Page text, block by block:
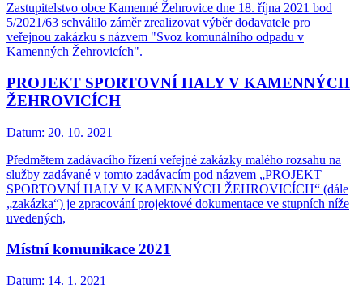
Zastupitelstvo obce Kamenné Žehrovice dne 18. října 2021 bod
5/2021/63 schválilo záměr zrealizovat výběr dodavatele pro
veřejnou zakázku s názvem "Svoz komunálního odpadu v
Kamenných Žehrovicích".
PROJEKT SPORTOVNÍ HALY V KAMENNÝCH
ŽEHROVICÍCH
Datum: 20. 10. 2021
Předmětem zadávacího řízení veřejné zakázky malého rozsahu na
služby zadávané v tomto zadávacím pod názvem „PROJEKT
SPORTOVNÍ HALY V KAMENNÝCH ŽEHROVICÍCH“ (dále
„zakázka“) je zpracování projektové dokumentace ve stupních níže
uvedených,
Místní komunikace 2021
Datum: 14. 1. 2021